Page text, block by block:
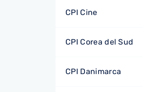
CPI Cine
CPI Corea del Sud
CPI Danimarca